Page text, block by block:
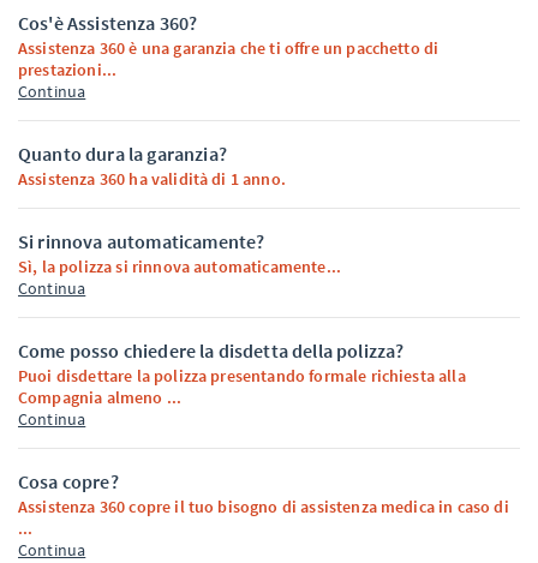
Cos'è Assistenza 360?
Assistenza 360 è una garanzia che ti offre un pacchetto di
prestazioni...
Continua
Quanto dura la garanzia?
Assistenza 360 ha validità di 1 anno.
Si rinnova automaticamente?
Sì, la polizza si rinnova automaticamente...
Continua
Come posso chiedere la disdetta della polizza?
Puoi disdettare la polizza presentando formale richiesta alla
Compagnia almeno ...
Continua
Cosa copre?
Assistenza 360 copre il tuo bisogno di assistenza medica in caso di
...
Continua